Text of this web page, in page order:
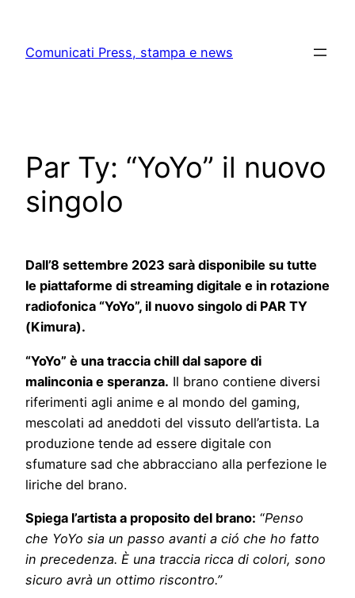
content
Comunicati Press, stampa e news
Par Ty: “YoYo” il nuovo
singolo
Dall’8 settembre 2023 sarà disponibile su tutte
le piattaforme di streaming digitale e in rotazione
radiofonica “YoYo”, il nuovo singolo di PAR TY
(Kimura).
“YoYo” è una traccia chill dal sapore di
malinconia e speranza. Il brano contiene diversi
riferimenti agli anime e al mondo del gaming,
mescolati ad aneddoti del vissuto dell’artista. La
produzione tende ad essere digitale con
sfumature sad che abbracciano alla perfezione le
liriche del brano.
Spiega l’artista a proposito del brano: “Penso
che YoYo sia un passo avanti a ció che ho fatto
in precedenza. È una traccia ricca di colori, sono
sicuro avrà un ottimo riscontro.”